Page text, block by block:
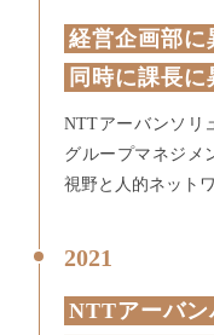
経営企画部に
同時に課長に
NTTアーバンソリ
グループマネジメ
視野と人的ネット
2021
NTTアーバン